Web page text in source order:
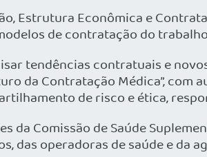
Estrutura Econômica e
de contratação do
tendências contratuais e
da Contratação Médica”,
de risco e ética,
da Comissão de Saúde
das operadoras de saúde e da